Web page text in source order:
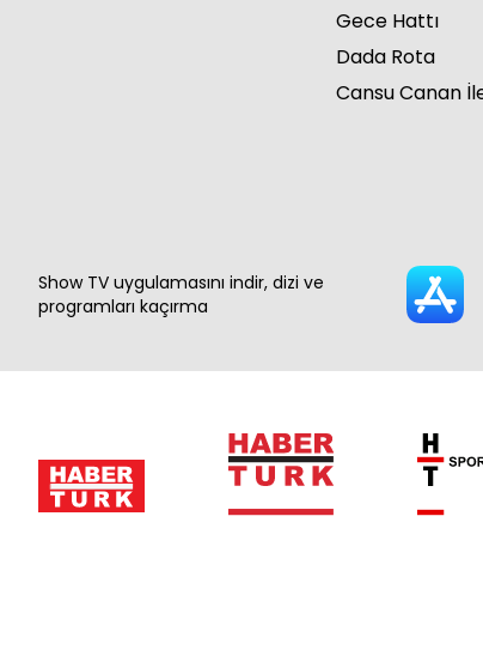
Gece Hattı
Dada Rota
Cansu Canan
Show TV uygulamasını indir, dizi ve
programları kaçırma